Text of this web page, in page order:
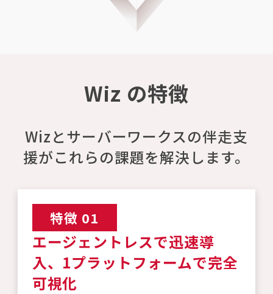
Wiz の特徴
Wizとサーバーワークスの伴走支
援がこれらの課題を解決します。
特徴 01
エージェントレスで迅速導
入、1プラットフォームで完全
可視化